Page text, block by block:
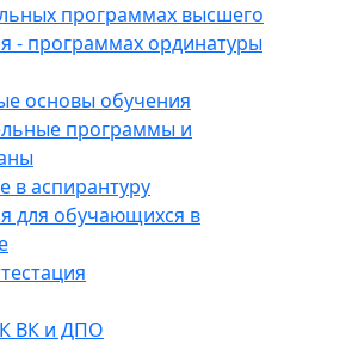
программах высшего
- программах ординатуры
основы обучения
программы и
в аспирантуру
для обучающихся в
ВК и ДПО